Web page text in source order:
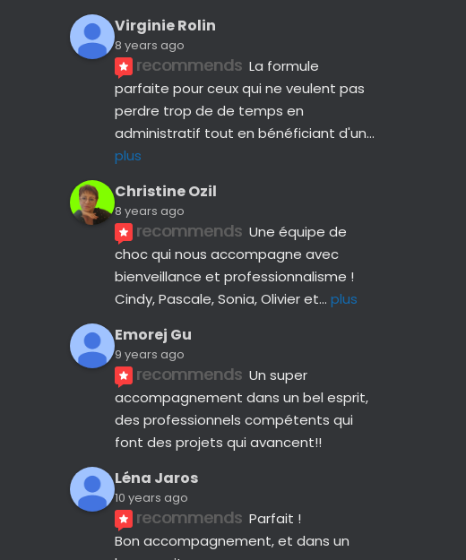
Virginie Rolin
8 years ago
recommends La formule
parfaite pour ceux qui ne veulent pas
perdre trop de de temps en
administratif tout en bénéficiant d'un
plus
Christine Ozil
8 years ago
recommends Une équipe de
choc qui nous accompagne avec
bienveillance et professionnalisme !
Cindy, Pascale, Sonia, Olivier et... plus
Emorej Gu
9 years ago
recommends Un super
accompagnement dans un bel esprit,
des professionnels compétents qui
font des projets qui avancent!!
Léna Jaros
10 years ago
recommends Parfait !
Bon accompagnement, et dans un